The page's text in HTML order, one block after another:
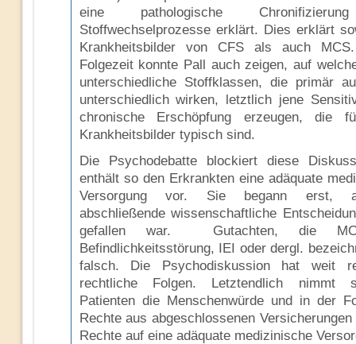
eine pathologische
Stoffwechselprozesse erklärt. Dies erklärt
Krankheitsbilder von CFS als auch
Folgezeit konnte Pall auch zeigen, auf
unterschiedliche Stoffklassen, die primär
unterschiedlich wirken, letztlich jene
chronische Erschöpfung erzeugen, die
Krankheitsbilder typisch sind.
Die Psychodebatte blockiert diese
enthält so den Erkrankten eine adäquate
Versorgung vor. Sie begann erst,
abschließende wissenschaftliche
gefallen war. Gutachten, die
Befindlichkeitsstörung, IEI oder dergl.
falsch. Die Psychodiskussion hat weit
rechtliche Folgen. Letztendlich nimmt
Patienten die Menschenwürde und in der
Rechte aus abgeschlossenen
Rechte auf eine adäquate medizinische